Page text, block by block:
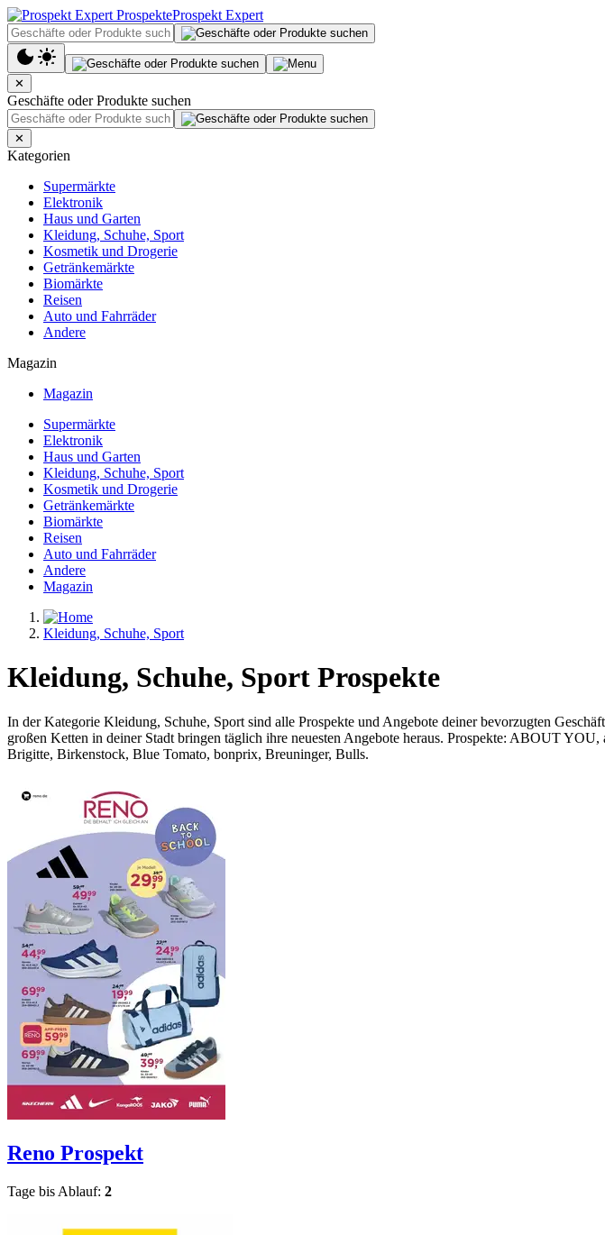
Prospekt Expert
✕
Geschäfte oder Produkte suchen
✕
Kategorien
Supermärkte
Elektronik
Haus und Garten
Kleidung, Schuhe, Sport
Kosmetik und Drogerie
Getränkemärkte
Biomärkte
Reisen
Auto und Fahrräder
Andere
Magazin
Magazin
Supermärkte
Elektronik
Haus und Garten
Kleidung, Schuhe, Sport
Kosmetik und Drogerie
Getränkemärkte
Biomärkte
Reisen
Auto und Fahrräder
Andere
Magazin
Kleidung, Schuhe, Sport
Kleidung, Schuhe, Sport Prospekte
In der Kategorie Kleidung, Schuhe, Sport sind alle Prospekte und Angebote deiner bevorzugten
großen Ketten in deiner Stadt bringen täglich ihre neuesten Angebote heraus. Prospekte: ABOUT
Brigitte, Birkenstock, Blue Tomato, bonprix, Breuninger, Bulls.
Reno Prospekt
Tage bis Ablauf: 2